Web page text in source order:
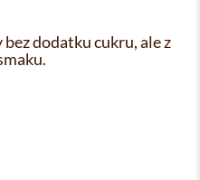
dodatku cukru, ale z